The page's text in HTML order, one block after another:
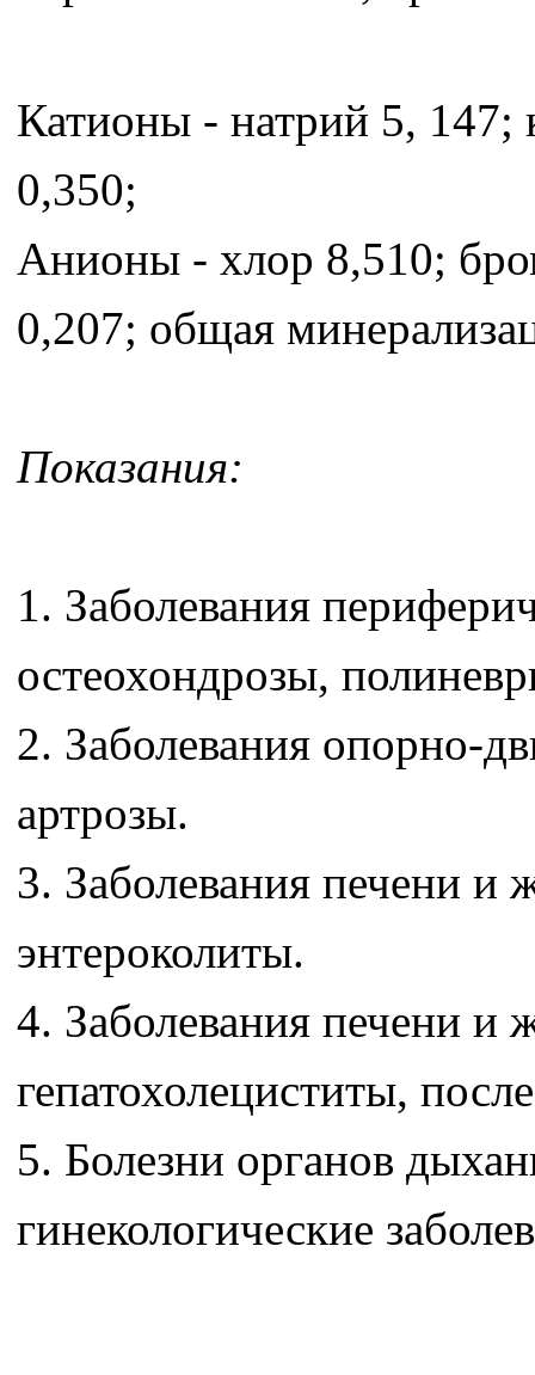
Катионы - натрий 5, 147;
0,350;
Анионы - хлор 8,510;
0,207; общая
Показания:
1. Заболевания
остеохондрозы,
2. Заболевания опорно-
артрозы.
3. Заболевания печени и
энтероколиты.
4. Заболевания печени и
гепатохолециститы,
5. Болезни органов
гинекологические